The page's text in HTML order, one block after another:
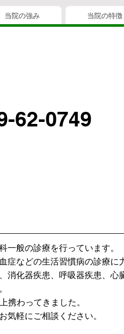
当院の強み 当院の特徴
62-0749
一般の診療を行っています。
症などの生活習慣病の診療に
消化器疾患、呼吸器疾患、心
携わってきました。
気軽にご相談ください。